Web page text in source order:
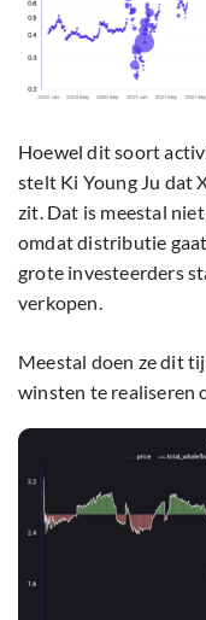
Hoewel dit soort
stelt Ki Young Ju dat
zit. Dat is meestal
omdat distributie
grote investeerders
verkopen.
Meestal doen ze dit
winsten te realiseren